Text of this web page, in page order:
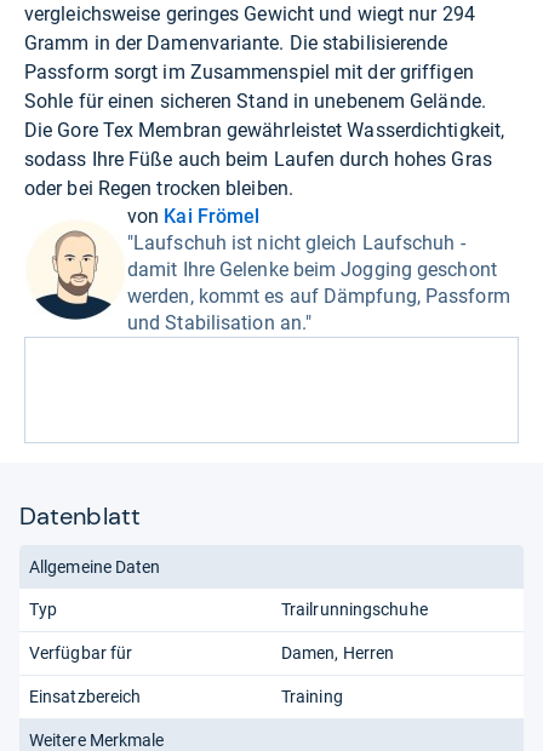
vergleichsweise geringes Gewicht und wiegt nur 294
Gramm in der Damenvariante. Die stabilisierende
Passform sorgt im Zusammenspiel mit der griffigen
Sohle für einen sicheren Stand in unebenem Gelände.
Die Gore Tex Membran gewährleistet Wasserdichtigkeit,
sodass Ihre Füße auch beim Laufen durch hohes Gras
oder bei Regen trocken bleiben.
von Kai Frömel
"Laufschuh ist nicht gleich Laufschuh -
damit Ihre Gelenke beim Jogging geschont
werden, kommt es auf Dämpfung, Passform
und Stabilisation an."
Datenblatt
Allgemeine Daten
Typ Trailrunningschuhe
Verfügbar für Damen Herren
Einsatzbereich Training
Weitere Merkmale